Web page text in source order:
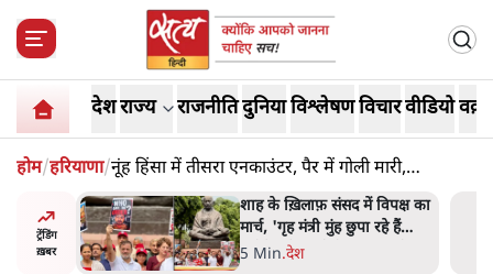
देशराज्य राजनीतिदुनियाविश्लेषणविचारवीडियो
होम/हरियाणा/नूंह हिंसा में तीसरा एनकाउंटर, पैर में गोली मारी,
लेकिन मोनू मानेसर का पता नहीं
ट्रेंडिंग
ख़बर
शाह के ख़िलाफ़ संसद में विपक्ष का
मार्च, 'गृह मंत्री मुंह छुपा रहे हैं
क्योंकि वो छात्रों के गुनहगार हैं'
5 Min.देश